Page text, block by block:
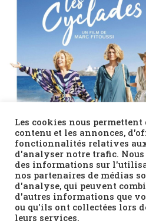
Les cookies nous
contenu et les annonces,
fonctionnalités relatives
d'analyser notre trafic.
des informations sur
nos partenaires de médias
d'analyse, qui peuvent
d'autres informations que
ou qu'ils ont collectées lors
leurs services.